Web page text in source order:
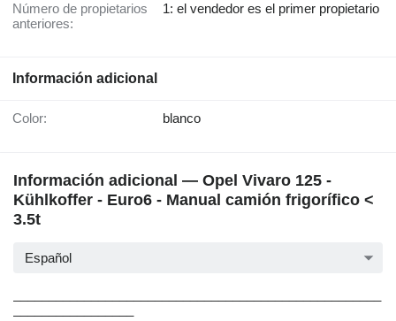
Número de propietarios
anteriores:
1: el vendedor es el primer propietario
Información adicional
Color: blanco
Información adicional — Opel Vivaro 125 -
Kühlkoffer - Euro6 - Manual camión frigorífico <
3.5t
Español